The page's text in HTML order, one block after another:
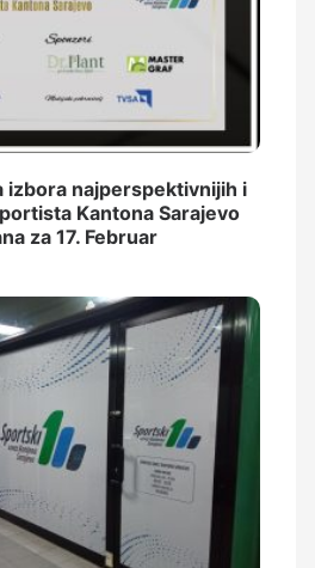
izbora najperspektivnijih i
Kantona Sarajevo
za 17. Februar